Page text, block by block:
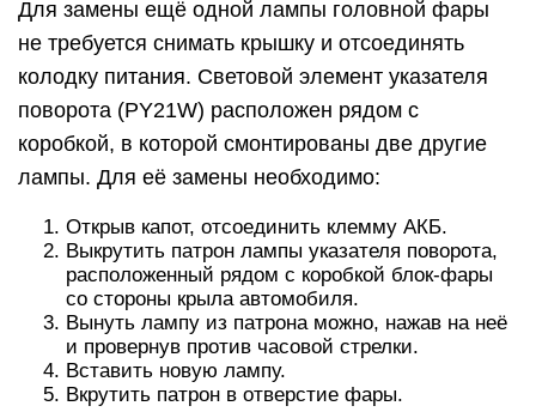
Для замены ещё одной лампы головной фары
не требуется снимать крышку и отсоединять
колодку питания. Световой элемент указателя
поворота (PY21W) расположен рядом с
коробкой, в которой смонтированы две другие
лампы. Для её замены необходимо:
Открыв капот, отсоединить клемму АКБ.
Выкрутить патрон лампы указателя поворота,
расположенный рядом с коробкой блок-фары
со стороны крыла автомобиля.
Вынуть лампу из патрона можно, нажав на неё
и провернув против часовой стрелки.
Вставить новую лампу.
Вкрутить патрон в отверстие фары.